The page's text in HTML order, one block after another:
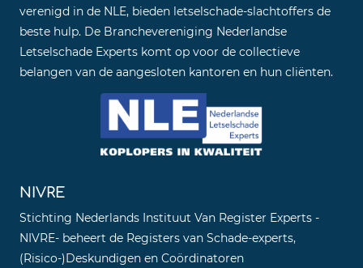
verenigd in de NLE, bieden letselschade-slachtoffers de
beste hulp. De Branchevereniging Nederlandse
Letselschade Experts komt op voor de collectieve
belangen van de aangesloten kantoren en hun cliënten.
NIVRE
Stichting Nederlands Instituut Van Register Experts -
NIVRE- beheert de Registers van Schade-experts,
(Risico-)Deskundigen en Coördinatoren